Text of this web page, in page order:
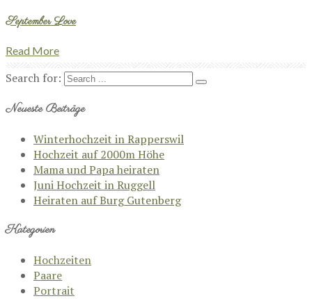
September Love
Read More
Search for:
Neueste Beiträge
Winterhochzeit in Rapperswil
Hochzeit auf 2000m Höhe
Mama und Papa heiraten
Juni Hochzeit in Ruggell
Heiraten auf Burg Gutenberg
Kategorien
Hochzeiten
Paare
Portrait